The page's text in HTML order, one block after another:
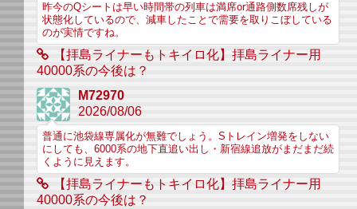
昨今のQシートは早い時間帯の列車は満席or通路側数席残しが
状態化しているので、減車したことで需要を取りこぼしている
のが実情ですね。
【拝島ライナーもトキイロ化】拝島ライナー用
40000系の今後は？
M72970
2026/08/06
普通に池袋線専属化が無難でしょう。Sトレイン増発をしない
にしても、6000系の地下直追い出し・新宿線追放がまだまだ続
くように見えます。
【拝島ライナーもトキイロ化】拝島ライナー用
40000系の今後は？